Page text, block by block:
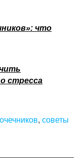
что
стресса
, советы